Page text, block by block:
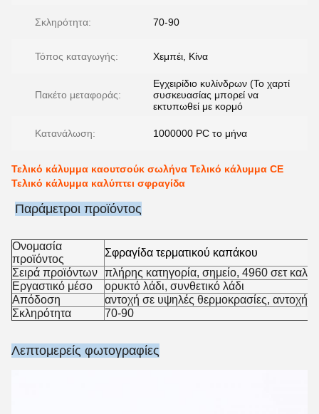
Σκληρότητα: 70-90
Τόπος καταγωγής: Χεμπέι, Κίνα
Πακέτο μεταφοράς:
Εγχειρίδιο κυλίνδρων (Το χαρτί
συσκευασίας μπορεί να
εκτυπωθεί με κορμό
Κατανάλωση: 1000000 PC το μήνα
Τελικό κάλυμμα καουτσούκ σωλήνα Τελικό κάλυμμα CE
Τελικό κάλυμμα καλύπτει σφραγίδα
Παράμετροι προϊόντος
Ονομασία
προϊόντος
Σφραγίδα τερματικού καπάκου
Σειρά προϊόντων πλήρης κατηγορία, σημείο, 4960 σετ
Εργαστικό μέσο
ορυκτό λάδι, συνθετικό λάδι
Απόδοση
αντοχή σε υψηλές θερμοκρασίες, αντοχή
Σκληρότητα
70-90
Λεπτομερείς φωτογραφίες